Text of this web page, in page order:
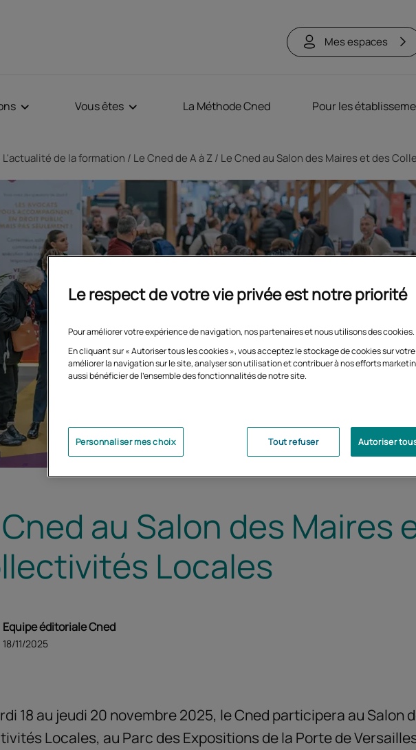
Mes espaces
Vous êtes La Méthode Cned Pour les
L'actualité de la formation Le Cned de A à Z Le Cned au Salon des Maires et des
au Salon des Maires
Locales
Equipe éditoriale Cned
18/11/2025
18 au jeudi 20 novembre 2025, le Cned participera au Salon
Locales, au Parc des Expositions de la Porte de
Le respect de votre vie privée est notre priorité
Pour améliorer votre expérience de navigation, nos partenaires et nous utilisons des cookies.
En cliquant sur « Autoriser tous les cookies », vous acceptez le stockage de cookies sur
améliorer la navigation sur le site, analyser son utilisation et contribuer à nos efforts
aussi bénéficier de l'ensemble des fonctionnalités de notre site.
Tout refuser Autoriser
Personnaliser mes choix